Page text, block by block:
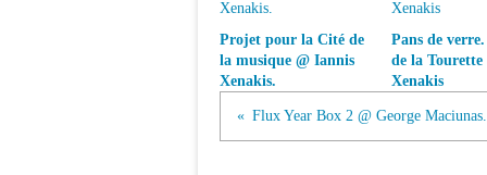
Projet pour la Cité de
la musique @ Iannis
Xenakis.
Pans de
de la Tourette
Xenakis
Flux Year Box 2 @ George